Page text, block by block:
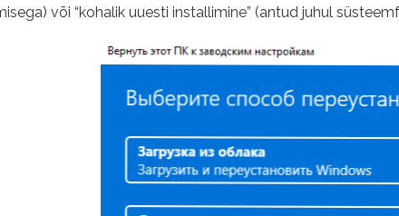
või “kohalik uuesti installimine” (antud juhul